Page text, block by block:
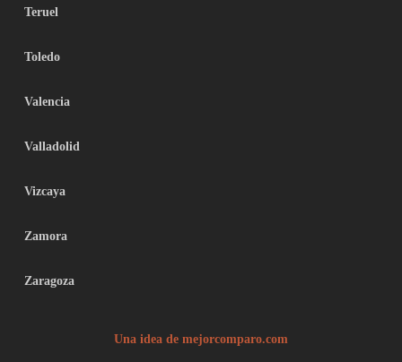
Teruel
Toledo
Valencia
Valladolid
Vizcaya
Zamora
Zaragoza
Una idea de mejorcomparo.com